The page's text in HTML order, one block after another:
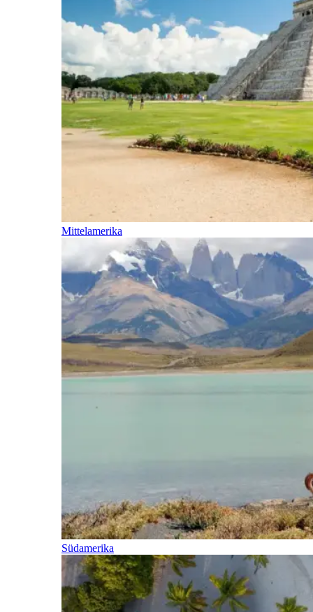
Mittelamerika
Südamerika